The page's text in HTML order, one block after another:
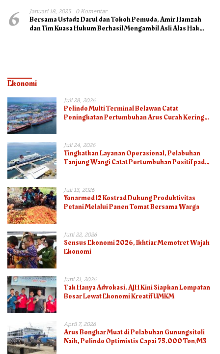
6 Januari 18, 2025 0 Komentar
Bersama Ustadz Darul dan Tokoh Pemuda, Amir Hamzah
dan Tim Kuasa Hukum Berhasil Mengambil Asli Alas Hak
Ekonomi
Juli 28, 2026
Pelindo Multi Terminal Belawan Catat
Peningkatan Pertumbuhan Arus Curah Kering
Juli 24, 2026
Tingkatkan Layanan Operasional, Pelabuhan
Tanjung Wangi Catat Pertumbuhan Positif pada
Juli 13, 2026
Yonarmed 12 Kostrad Dukung Produktivitas
Petani Melalui Panen Tomat Bersama Warga
Juni 22, 2026
Sensus Ekonomi 2026, Ikhtiar Memotret Wajah
Ekonomi
Juni 21, 2026
Tak Hanya Advokasi, AJH Kini Siapkan Lompatan
Besar Lewat Ekonomi Kreatif UMKM
April 7, 2026
Arus Bongkar Muat di Pelabuhan Gunungsitoli
Naik, Pelindo Optimistis Capai 75.000 Ton/M3